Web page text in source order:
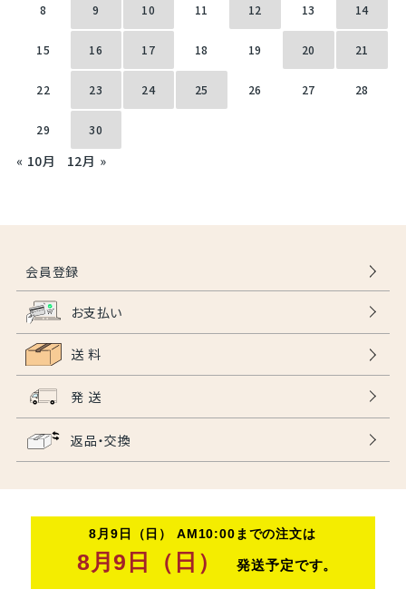
8 9 10 11 12 13 14
15 16 17 18 19 20 21
22 23 24 25 26 27 28
29 30
« 10月 12月 »
会員登録
お支払い
送 料
発 送
返品・交換